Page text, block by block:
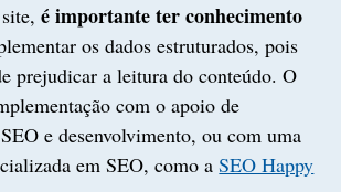
site,é importante ter conhecimento
os dados estruturados, pois
prejudicar a leitura do conteúdo. O
com o apoio de
e desenvolvimento, ou com uma
em SEO, como aSEO Happy